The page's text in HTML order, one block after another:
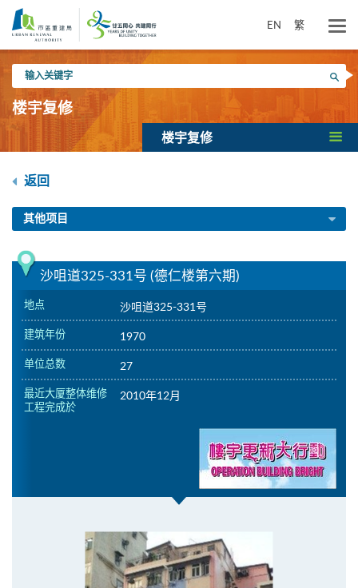
内
EN 繁
入
关
键
搜寻
楼宇复修
楼宇复修
返回
其他项目
沙咀道325-331号 (德仁楼第六期)
地点 沙咀道325-331号
建筑年份 1970
单位总数 27
最近大厦整体维修
工程完成於
2010年12月